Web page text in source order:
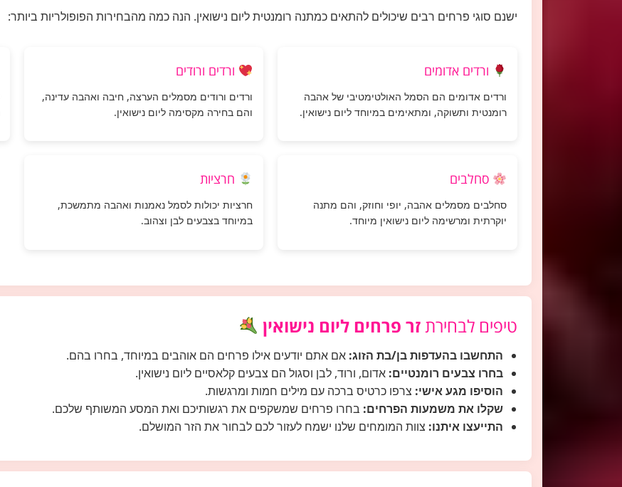
ישנם סוגי פרחים רבים שיכולים להתאים כמתנה רומנטית ליום נישואין. הנה כמה מהבחירות הפופולריות ביותר:
ורדים אדומים
ורדים אדומים הם הסמל האולטימטיבי של אהבה
רומנטית ותשוקה, ומתאימים במיוחד ליום נישואין.
ורדים ורודים
ורדים ורודים מסמלים הערצה, חיבה ואהבה עדינה,
והם בחירה מקסימה ליום נישואין.
סחלבים
סחלבים מסמלים אהבה, יופי וחוזק, והם מתנה
יוקרתית ומרשימה ליום נישואין מיוחד.
חרציות
חרציות יכולות לסמל נאמנות ואהבה מתמשכת,
במיוחד בצבעים לבן וצהוב.
טיפים לבחירתזר פרחים ליום נישואין
התחשבו בהעדפות בן/בת הזוג: אם אתם יודעים אילו פרחים הם אוהבים במיוחד, בחרו בהם.
בחרו צבעים רומנטיים: אדום, ורוד, לבן וסגול הם צבעים קלאסיים ליום נישואין.
הוסיפו מגע אישי: צרפו כרטיס ברכה עם מילים חמות ומרגשות.
שקלו את משמעות הפרחים: בחרו פרחים שמשקפים את רגשותיכם ואת המסע המשותף שלכם.
התייעצו איתנו: צוות המומחים שלנו ישמח לעזור לכם לבחור את הזר המושלם.